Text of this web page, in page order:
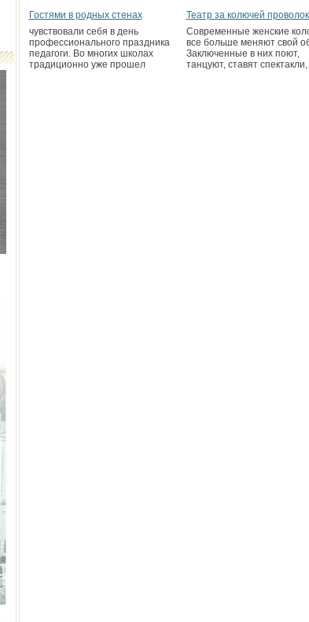
Гостями в родных стенах
чувствовали себя в день
профессионального праздника
педагоги. Во многих школах
традиционно уже прошел
Театр за колючей
Современные женские
все больше меняют свой
Заключенные в них поют,
танцуют, ставят спектакли,